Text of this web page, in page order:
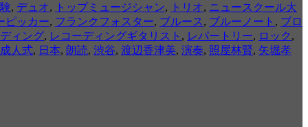
, デュオ, トップミュージシャン, トリオ, ニュースクール大
ピッカー, フランクフォスター, ブルース , ブルーノート , ブロ
ィング, レコーディングギタリスト , レパートリー, ロック ,
成人式, 日本, 朗読, 渋谷, 渡辺香津美, 演奏, 照屋林賢, 矢堀孝